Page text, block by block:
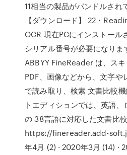
11相当の製品がバンドルされ
【ダウンロード】 22・
OCR 現在PCにインストール
シリアル番号が必要になりま
ABBYY FineReader は、スキ
PDF、画像などから、文字や
で読み取り、検索 文書比較
トエディションでは、英語
の 38言語に対応した文書比
https://finereader.add-
年4月 (2) · 2020年3月 (14) ·